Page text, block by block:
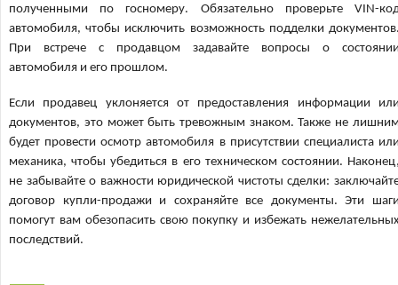
полученными по госномеру. Обязательно проверьте VIN-
автомобиля, чтобы исключить возможность подделки
При встрече с продавцом задавайте вопросы о
автомобиля и его прошлом.
Если продавец уклоняется от предоставления информации
документов, это может быть тревожным знаком. Также не
будет провести осмотр автомобиля в присутствии специалиста
механика, чтобы убедиться в его техническом состоянии.
не забывайте о важности юридической чистоты сделки:
договор купли-продажи и сохраняйте все документы. Эти
помогут вам обезопасить свою покупку и избежать
последствий.